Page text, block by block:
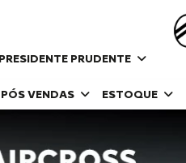
PRUDENTE
PÓS VENDAS ESTOQUE